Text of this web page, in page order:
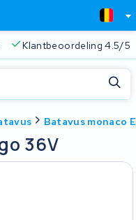
Klantbeoordeling 4.5/5
Batavus monaco
36V
Sluiten
om te zoeken